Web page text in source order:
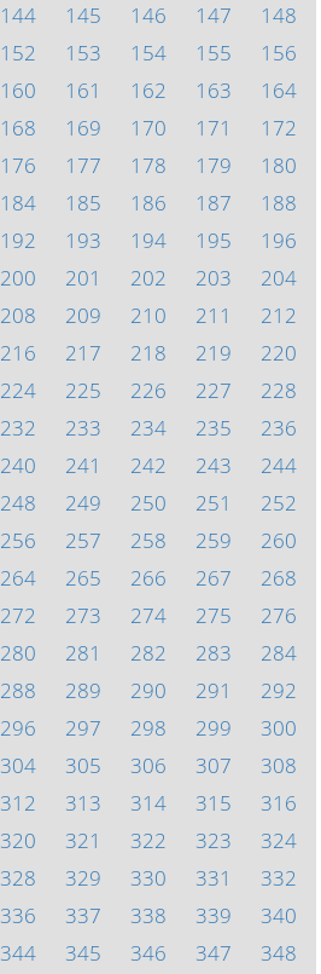
144 145 146 147
148
152 153 154 155
156
160 161 162 163
164
168 169 170 171
172
176 177 178 179
180
184 185 186 187
188
192 193 194 195
196
200 201 202 203
204
208 209 210 211
212
216 217 218 219
220
224 225 226 227
228
232 233 234 235
236
240 241 242 243
244
248 249 250 251
252
256 257 258 259
260
264 265 266 267
268
272 273 274 275
276
280 281 282 283
284
288 289 290 291
292
296 297 298 299
300
304 305 306 307
308
312 313 314 315
316
320 321 322 323
324
328 329 330 331
332
336 337 338 339
340
344 345 346 347 348